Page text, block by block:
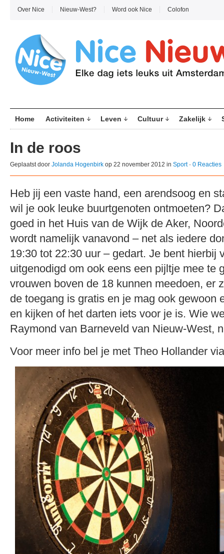
Over Nice Nieuw-West? Word ook Nice Colofon
Home Activiteiten Leven Cultuur Zakelijk
In de roos
Geplaatst door Jolanda Hogenbirk op 22 november 2012 in Sport· 0 Reacties
Heb jij een vaste hand, een arendsoog en
wil je ook leuke buurtgenoten ontmoeten?
goed in het Huis van de Wijk de Aker,
wordt namelijk vanavond – net als iedere
19:30 tot 22:30 uur – gedart. Je bent hierbij
uitgenodigd om ook eens een pijltje mee te
vrouwen boven de 18 kunnen meedoen, er
de toegang is gratis en je mag ook gewoon
en kijken of het darten iets voor je is. Wie
Raymond van Barneveld van Nieuw-West,
Voor meer info bel je met Theo Hollander